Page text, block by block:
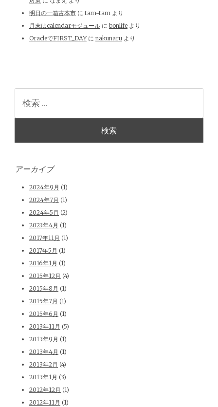
明日の一箱古本市 に tam-tam より
月末はcalendarモジュール に bonlife より
OracleでFIRST_DAYに nakunaru より
アーカイブ
2024年9月 (1)
2024年7月 (1)
2024年5月 (2)
2023年4月 (1)
2017年11月 (1)
2017年5月 (1)
2016年1月 (1)
2015年12月 (4)
2015年8月 (1)
2015年7月 (1)
2015年6月 (1)
2013年11月 (5)
2013年9月 (1)
2013年4月 (1)
2013年2月 (4)
2013年1月 (3)
2012年12月 (1)
2012年11月 (1)